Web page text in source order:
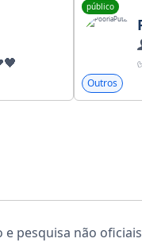
público
Outros
pesquisa não